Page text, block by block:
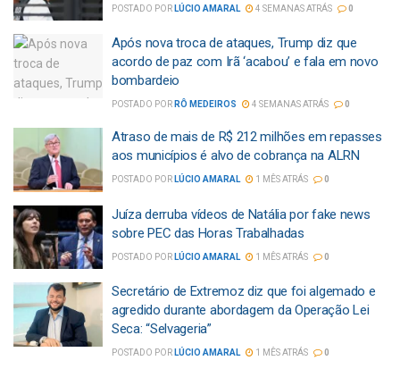
POSTADO POR LÚCIO AMARAL 4 SEMANAS ATRÁS 0
Após nova troca de ataques, Trump diz que
acordo de paz com Irã ‘acabou’ e fala em novo
bombardeio
POSTADO POR RÔ MEDEIROS 4 SEMANAS ATRÁS 0
Atraso de mais de R$ 212 milhões em repasses
aos municípios é alvo de cobrança na ALRN
POSTADO POR LÚCIO AMARAL 1 MÊS ATRÁS 0
Juíza derruba vídeos de Natália por fake news
sobre PEC das Horas Trabalhadas
POSTADO POR LÚCIO AMARAL 1 MÊS ATRÁS 0
Secretário de Extremoz diz que foi algemado e
agredido durante abordagem da Operação Lei
Seca: “Selvageria”
POSTADO POR LÚCIO AMARAL 1 MÊS ATRÁS 0